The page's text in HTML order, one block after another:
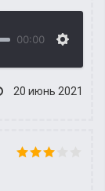
00:00
20 июнь 2021